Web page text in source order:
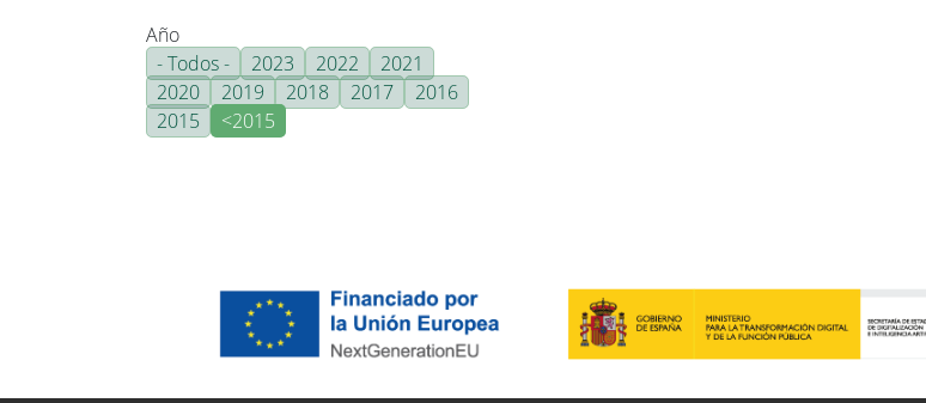
Año
- Todos -
2023 2022
2021
2020
2019 2018 2017
2016
2015
<2015